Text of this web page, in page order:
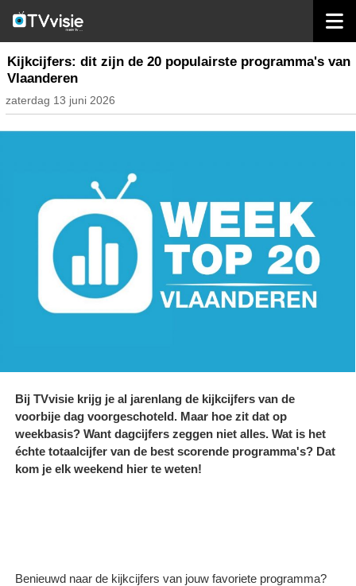
nieuws belgië
Kijkcijfers: dit zijn de 20 populairste programma's van
Vlaanderen
zaterdag 13 juni 2026
Bij TVvisie krijg je al jarenlang de kijkcijfers van de
voorbije dag voorgeschoteld. Maar hoe zit dat op
weekbasis? Want dagcijfers zeggen niet alles. Wat is het
échte totaalcijfer van de best scorende programma's? Dat
kom je elk weekend hier te weten!
Benieuwd naar de kijkcijfers van jouw favoriete programma?